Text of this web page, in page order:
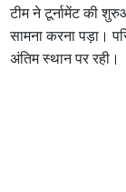
टीम ने टूर्नामेंट की
सामना करना पड़ा।
अंतिम स्थान पर रही।